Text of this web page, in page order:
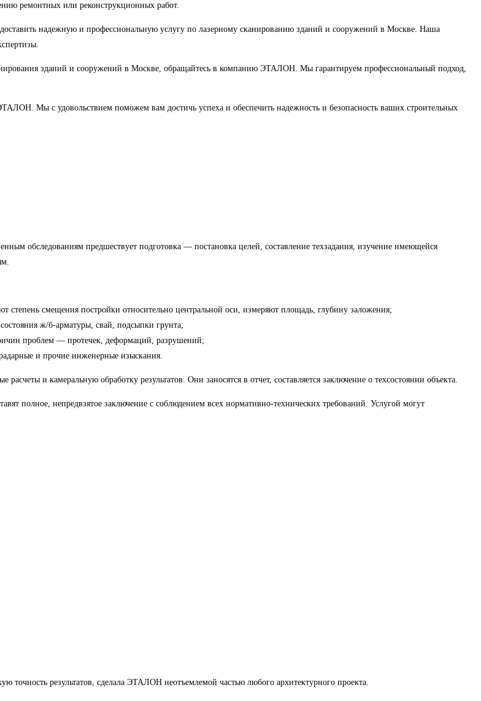
ремонтных или реконструкционных работ.
надежную и профессиональную услугу по лазерному сканированию зданий и сооружений в Москве. Наша
зданий и сооружений в Москве, обращайтесь в компанию ЭТАЛОН. Мы гарантируем профессиональный подход,
Мы с удовольствием поможем вам достичь успеха и обеспечить надежность и безопасность ваших строительных
обследованиям предшествует подготовка — постановка целей, составление техзадания, изучение имеющейся
смещения постройки относительно центральной оси, измеряют площадь, глубину заложения;
ж/б-арматуры, свай, подсыпки грунта;
проблем — протечек, деформаций, разрушений;
и прочие инженерные изыскания.
и камеральную обработку результатов. Они заносятся в отчет, составляется заключение о техсостоянии объекта.
полное, непредвзятое заключение с соблюдением всех нормативно-технических требований. Услугой могут
результатов, сделала ЭТАЛОН неотъемлемой частью любого архитектурного проекта.